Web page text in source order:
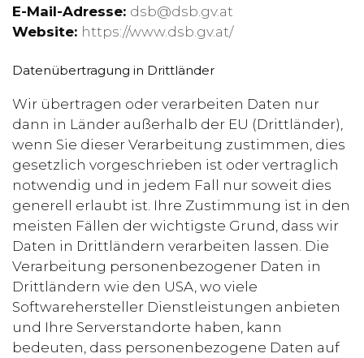
E-Mail-Adresse: dsb@dsb.gv.at
Website: https://www.dsb.gv.at/
Datenübertragung in Drittländer
Wir übertragen oder verarbeiten Daten nur
dann in Länder außerhalb der EU (Drittländer),
wenn Sie dieser Verarbeitung zustimmen, dies
gesetzlich vorgeschrieben ist oder vertraglich
notwendig und in jedem Fall nur soweit dies
generell erlaubt ist. Ihre Zustimmung ist in den
meisten Fällen der wichtigste Grund, dass wir
Daten in Drittländern verarbeiten lassen. Die
Verarbeitung personenbezogener Daten in
Drittländern wie den USA, wo viele
Softwarehersteller Dienstleistungen anbieten
und Ihre Serverstandorte haben, kann
bedeuten, dass personenbezogene Daten auf